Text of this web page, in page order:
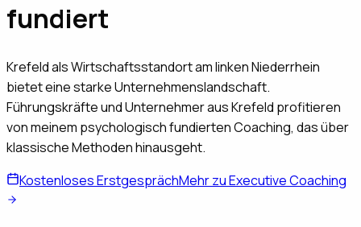
fundiert
Krefeld als Wirtschaftsstandort am linken Niederrhein
bietet eine starke Unternehmenslandschaft.
Führungskräfte und Unternehmer aus Krefeld profitieren
von meinem psychologisch fundierten Coaching, das über
klassische Methoden hinausgeht.
Kostenloses ErstgesprächMehr zu Executive Coaching